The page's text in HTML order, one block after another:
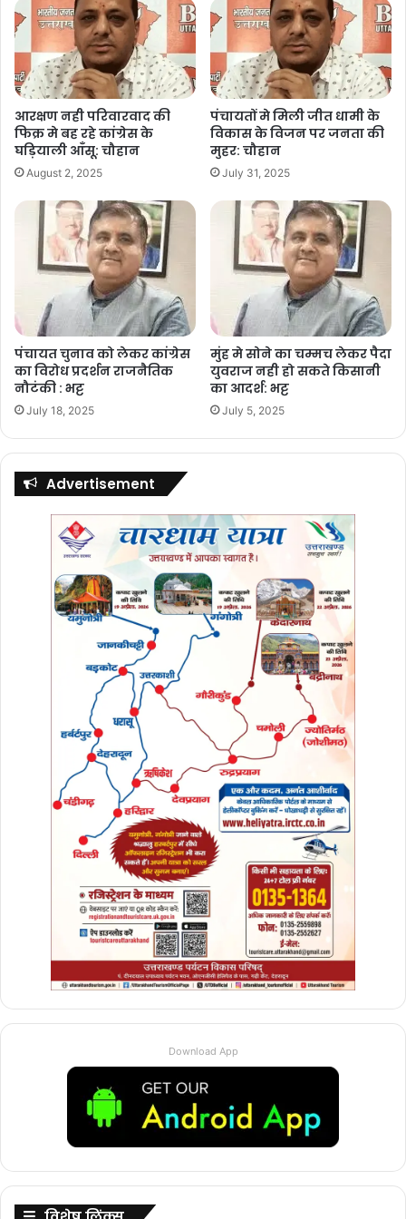
b
o
o
k
A
p
p
Li
n
k
आरक्षण नही परिवारवाद की
फिक्र मे बह रहे कांग्रेस के
घड़ियाली आँसू: चौहान
August 2, 2025
पंचायतों मे मिली जीत धामी के
विकास के विजन पर जनता की
मुहर: चौहान
July 31, 2025
पंचायत चुनाव को लेकर कांग्रेस
का विरोध प्रदर्शन राजनैतिक
नौटंकी : भट्ट
July 18, 2025
मुंह मे सोने का चम्मच लेकर पैदा
युवराज नही हो सकते किसानी
का आदर्श: भट्ट
July 5, 2025
Advertisement
Download App